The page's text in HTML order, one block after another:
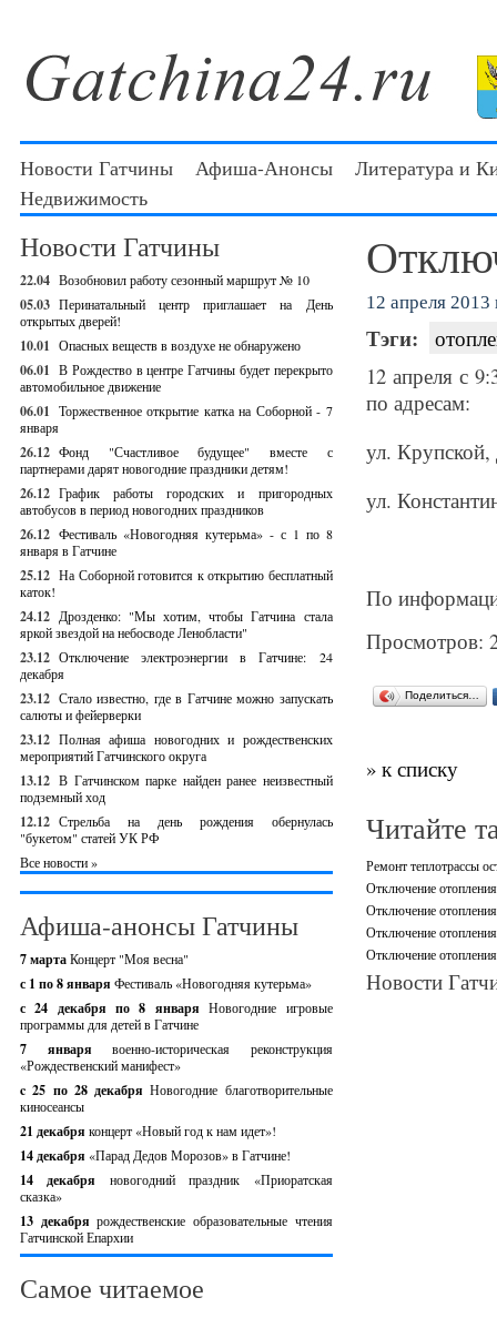
Новости Гатчины Афиша-Анонсы
Литература и
Недвижимость
Новости Гатчины
22.04 Возобновил работу сезонный маршрут № 10
05.03 Перинатальный центр приглашает на День
открытых дверей!
10.01 Опасных веществ в воздухе не обнаружено
06.01 В Рождество в центре Гатчины будет перекрыто
автомобильное движение
06.01 Торжественное открытие катка на Соборной - 7
января
26.12 Фонд "Счастливое будущее" вместе с
партнерами дарят новогодние праздники детям!
26.12 График работы городских и пригородных
автобусов в период новогодних праздников
26.12 Фестиваль «Новогодняя кутерьма» - с 1 по 8
января в Гатчине
25.12 На Соборной готовится к открытию бесплатный
каток!
24.12 Дрозденко: "Мы хотим, чтобы Гатчина стала
яркой звездой на небосводе Ленобласти"
23.12 Отключение электроэнергии в Гатчине: 24
декабря
23.12 Стало известно, где в Гатчине можно запускать
салюты и фейерверки
23.12 Полная афиша новогодних и рождественских
мероприятий Гатчинского округа
13.12 В Гатчинском парке найден ранее неизвестный
подземный ход
12.12 Стрельба на день рождения обернулась
"букетом" статей УК РФ
Все новости »
Афиша-анонсы Гатчины
7 мартаКонцерт "Моя весна"
с 1 по 8 января Фестиваль «Новогодняя кутерьма»
с 24 декабря по 8 январяНовогодние игровые
программы для детей в Гатчине
7 январявоенно-историческая реконструкция
«Рождественский манифест»
c 25 по 28 декабряНовогодние благотворительные
киносеансы
21 декабря концерт «Новый год к нам идет»!
14 декабря «Парад Дедов Морозов» в Гатчине!
14 декабря новогодний праздник «Приоратская
сказка»
13 декабрярождественские образовательные чтения
Гатчинской Епархии
Самое читаемое
12 апреля 2013
Тэги:
12 апреля с
по адресам:
ул. Крупской,
ул.
По
Просмотров:
Поделиться…
» к списку
Читайте
Ремонт теплотрассы
Отключение
Отключение
Отключение
Отключение
Новости